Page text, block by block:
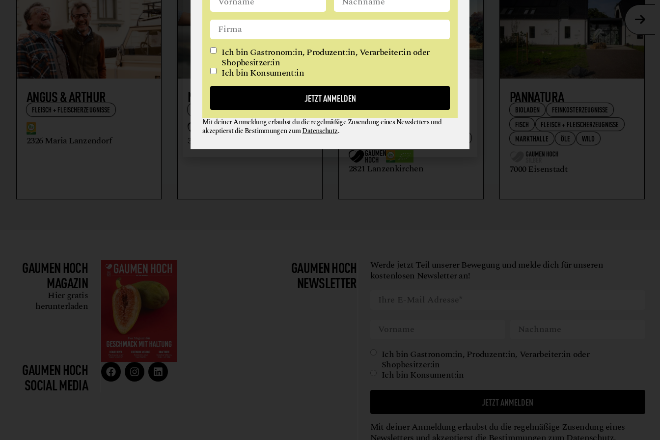
WIEN
ANGUS & ARTHUR
FLEISCH + FLEISCHERZEUGNISSE
2326 Maria Lanzendorf
NIKOLAIHOF
3512 Mautern an der Donau
BIO-LANDWIRTSCHAFT
LILIENHOF
EIER + EIPRODUKTE
GEMÜSE
2821 Lanzenkirchen
PANNATURA
BIOLADEN
FEINKOSTERZEUGNISSE
FISCH
FLEISCH + FLEISCHERZEUGNISSE
MARKTHALLE
ÖLE WILD
7000 Eisenstadt
GAUMEN HOCH
MAGAZIN
Hier gratis
herunterladen
GAUMEN HOCH
SOCIAL MEDIA
GAUMEN HOCH
NEWSLETTER
Werde jetzt Teil unserer Bewegung und melde dich für unseren
kostenlosen Newsletter an!
Ich bin Gastronom:in, Produzent:in, Verarbeiter:in oder
Shopbesitzer:in
Ich bin Konsument:in
JETZT ANMELDEN
Mit deiner Anmeldung erlaubst du die regelmäßige Zusendung eines
Ich bin Gastronom:in, Produzent:in, Verarbeiter:in oder
Shopbesitzer:in
Ich bin Konsument:in
JETZT ANMELDEN
Mit deiner Anmeldung erlaubst du die regelmäßige Zusendung eines Newsletters und
akzeptierst die Bestimmungen zumDatenschutz.